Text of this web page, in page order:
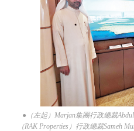
●（左起）Marjan集團行政總裁
（RAK Properties）行政總裁Sameh